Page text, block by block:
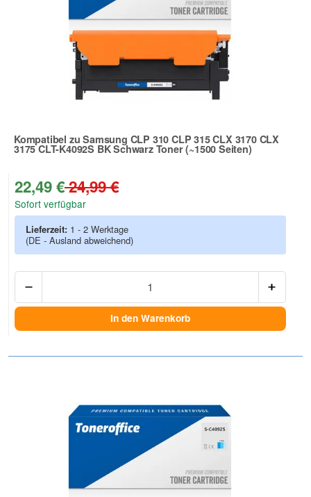
Kompatibel zu Samsung CLP 310 CLP 315 CLX 3170 CLX
3175 CLT-K4092S BK Schwarz Toner (~1500 Seiten)
22,49 €24,99 €
Sofort verfügbar
Lieferzeit: 1 - 2 Werktage
(DE - Ausland abweichend)
In den Warenkorb